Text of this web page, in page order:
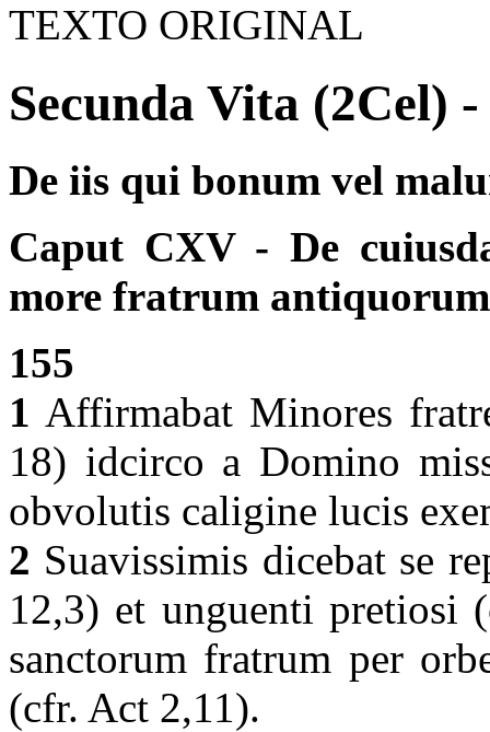
TEXTO ORIGINAL
Secunda Vita (2Cel) -
De iis qui bonum vel
Caput CXV - De
more fratrum
155
1 Affirmabat Minores
18) idcirco a Domino
obvolutis caligine lucis
2 Suavissimis dicebat se
12,3) et unguenti
sanctorum fratrum per
(cfr. Act 2,11).